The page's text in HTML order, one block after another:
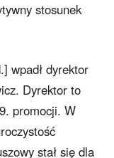
stosunek
wpadł dyrektor
Dyrektor to
promocji. W
stał się dla